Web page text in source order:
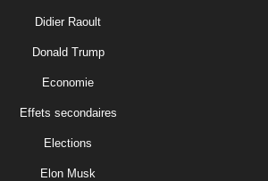
Didier Raoult
Donald Trump
Economie
Effets secondaires
Elections
Elon Musk